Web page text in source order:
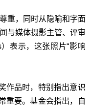
重，同时从隐喻和字面
与媒体摄影主管、评审
表示，这张照片“影响
作品时，特别指出意识
重要。基金会指出，自